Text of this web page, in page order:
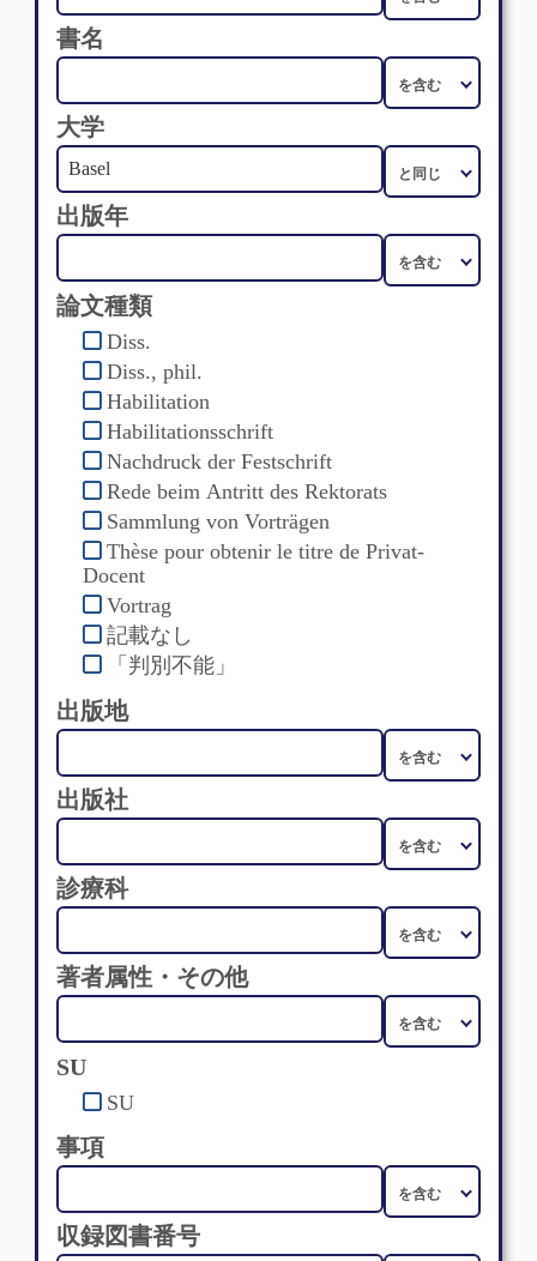
書名
大学
出版年
論文種類
Diss.
Diss., phil.
Habilitation
Habilitationsschrift
Nachdruck der Festschrift
Rede beim Antritt des Rektorats
Sammlung von Vorträgen
Thèse pour obtenir le titre de Privat-
Docent
Vortrag
記載なし
「判別不能」
出版地
出版社
診療科
著者属性・その他
SU
SU
事項
収録図書番号